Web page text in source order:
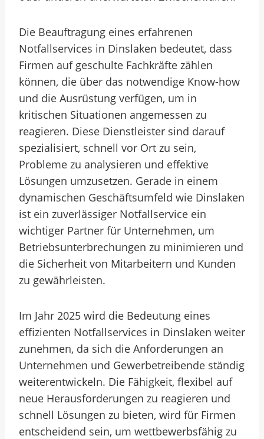
Die Beauftragung eines erfahrenen
Notfallservices in Dinslaken bedeutet, dass
Firmen auf geschulte Fachkräfte zählen
können, die über das notwendige Know-how
und die Ausrüstung verfügen, um in
kritischen Situationen angemessen zu
reagieren. Diese Dienstleister sind darauf
spezialisiert, schnell vor Ort zu sein,
Probleme zu analysieren und effektive
Lösungen umzusetzen. Gerade in einem
dynamischen Geschäftsumfeld wie Dinslaken
ist ein zuverlässiger Notfallservice ein
wichtiger Partner für Unternehmen, um
Betriebsunterbrechungen zu minimieren und
die Sicherheit von Mitarbeitern und Kunden
zu gewährleisten.
Im Jahr 2025 wird die Bedeutung eines
effizienten Notfallservices in Dinslaken weiter
zunehmen, da sich die Anforderungen an
Unternehmen und Gewerbetreibende ständig
weiterentwickeln. Die Fähigkeit, flexibel auf
neue Herausforderungen zu reagieren und
schnell Lösungen zu bieten, wird für Firmen
entscheidend sein, um wettbewerbsfähig zu